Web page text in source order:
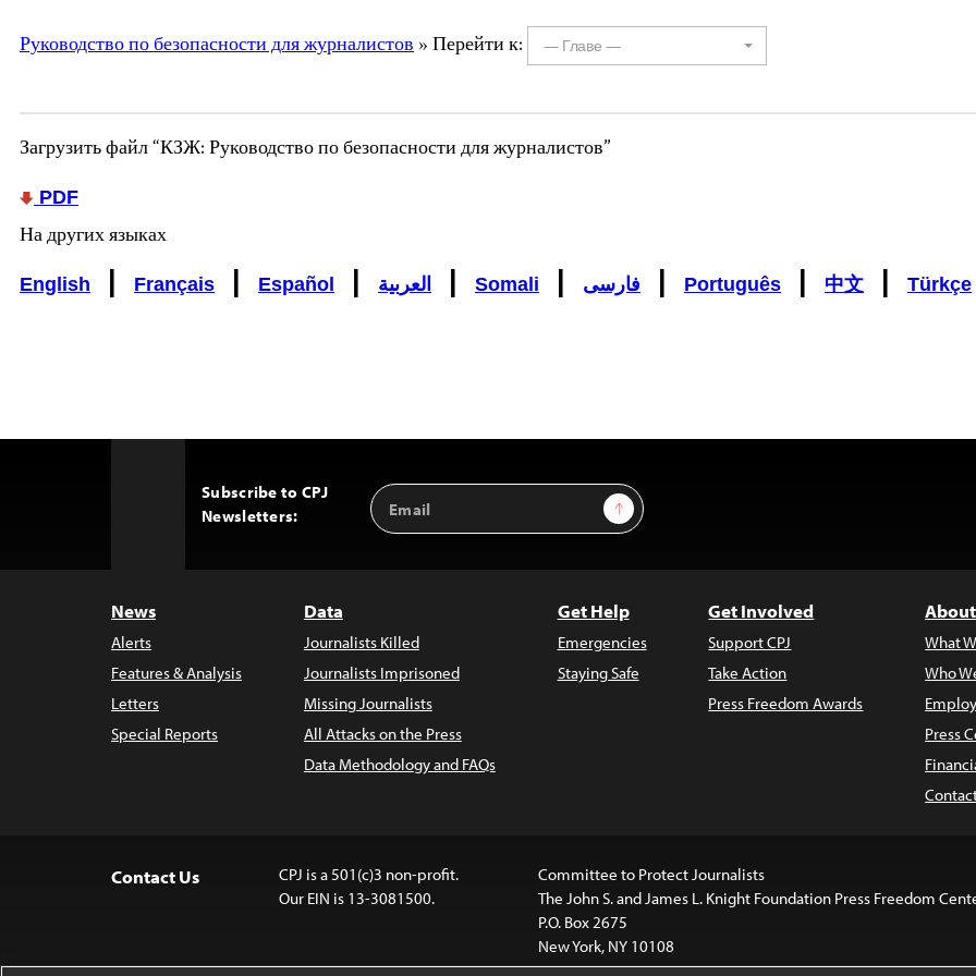
Руководство по безопасности для журналистов» Перейти к: — Главе —
Загрузить файл “КЗЖ: Руководство по безопасности для журналистов”
PDF
На других языках
English Français Español العربية Somali فارسی Português 中文 Türkçe
Subscribe to CPJ
Newsletters:
Email
Address
Sign Up
News
Alerts
Features & Analysis
Letters
Special Reports
Data
Journalists Killed
Journalists Imprisoned
Missing Journalists
All Attacks on the Press
Data Methodology and FAQs
Get Help
Emergencies
Staying Safe
Get Involved
Support CPJ
Take Action
Press Freedom Awards
What
Who
Press
Contact Us
CPJ is a 501(c)3 non-profit.
Our EIN is 13-3081500.
Committee to Protect Journalists
The John S. and James L. Knight Foundation Press Freedom
P.O. Box 2675
New York, NY 10108